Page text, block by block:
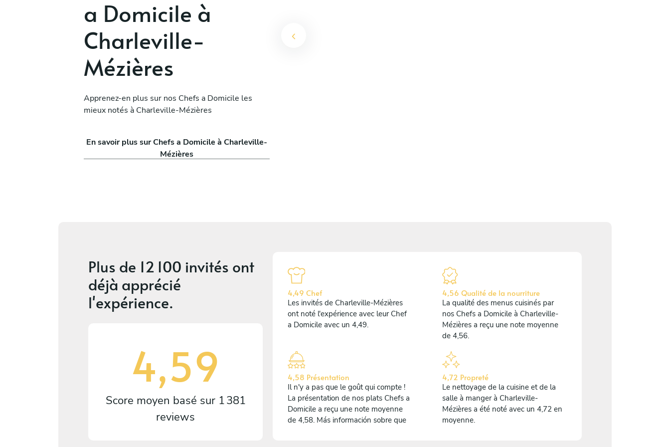
a Domicile à
Charleville-
Mézières
Apprenez-en plus sur nos Chefs a Domicile les
mieux notés à Charleville-Mézières
En savoir plus sur Chefs a Domicile à Charleville-
Mézières
Jaël Samba
Saint-Quentin
5 • 10 services
Plus de 12 100 invités ont
déjà apprécié
l'expérience.
4,59
Score moyen basé sur 1 381
reviews
4,49 Chef
Les invités de Charleville-Mézières
ont noté l'expérience avec leur Chef
a Domicile avec un 4,49.
4,56 Qualité de la nourriture
La qualité des menus cuisinés par
nos Chefs a Domicile à Charleville-
Mézières a reçu une note moyenne
de 4,56.
4,58 Présentation
Il n'y a pas que le goût qui compte !
La présentation de nos plats Chefs a
Domicile a reçu une note moyenne
de 4,58. Más información sobre que
4,72 Propreté
Le nettoyage de la cuisine et de la
salle à manger à Charleville-
Mézières a été noté avec un 4,72 en
moyenne.